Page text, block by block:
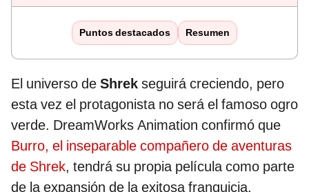
Puntos destacados Resumen
El universo de Shrek seguirá creciendo, pero
esta vez el protagonista no será el famoso ogro
verde. DreamWorks Animation confirmó que
Burro, el inseparable compañero de aventuras
de Shrek, tendrá su propia película como parte
de la expansión de la exitosa franquicia.